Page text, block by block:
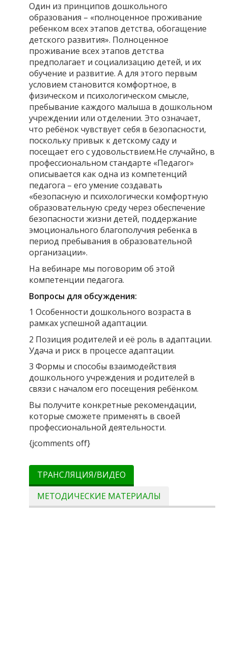
Один из принципов дошкольного
образования – «полноценное проживание
ребенком всех этапов детства, обогащение
детского развития». Полноценное
проживание всех этапов детства
предполагает и социализацию детей, и их
обучение и развитие. А для этого первым
условием становится комфортное, в
физическом и психологическом смысле,
пребывание каждого малыша в дошкольном
учреждении или отделении. Это означает,
что ребёнок чувствует себя в безопасности,
поскольку привык к детскому саду и
посещает его с удовольствием.Не случайно, в
профессиональном стандарте «Педагог»
описывается как одна из компетенций
педагога – его умение создавать
«безопасную и психологически комфортную
образовательную среду через обеспечение
безопасности жизни детей, поддержание
эмоционального благополучия ребенка в
период пребывания в образовательной
организации».
На вебинаре мы поговорим об этой
компетенции педагога.
Вопросы для обсуждения:
1 Особенности дошкольного возраста в
рамках успешной адаптации.
2 Позиция родителей и её роль в адаптации.
Удача и риск в процессе адаптации.
3 Формы и способы взаимодействия
дошкольного учреждения и родителей в
связи с началом его посещения ребёнком.
Вы получите конкретные рекомендации,
которые сможете применять в своей
профессиональной деятельности.
{jcomments off}
ТРАНСЛЯЦИЯ/ВИДЕО
МЕТОДИЧЕСКИЕ МАТЕРИАЛЫ